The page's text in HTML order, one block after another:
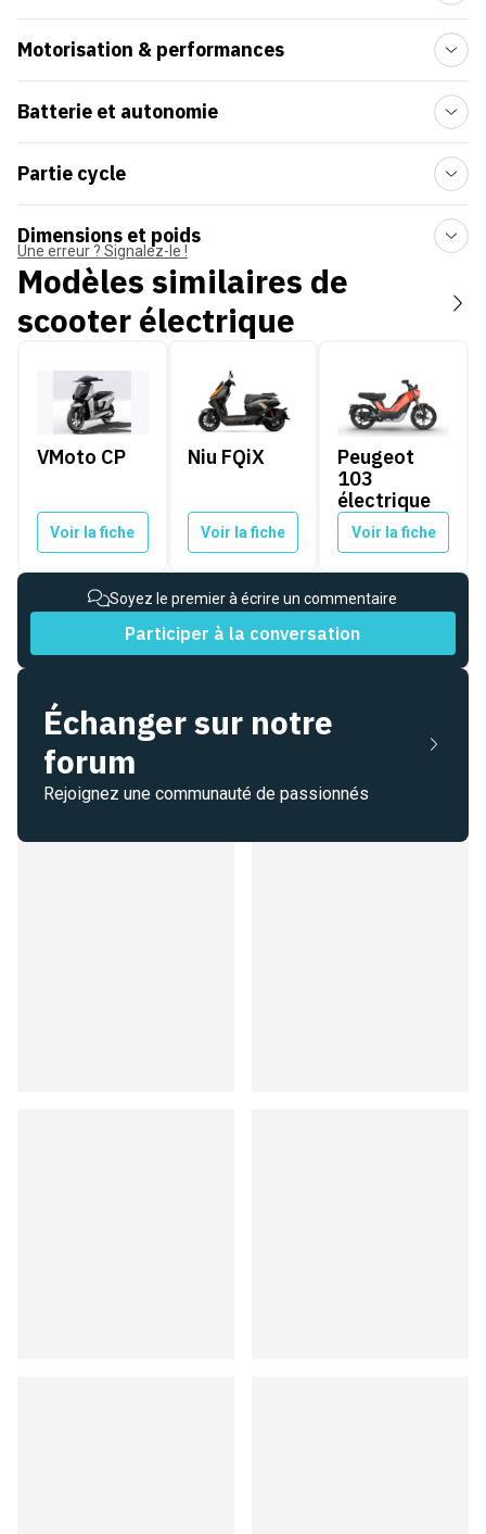
Motorisation & performances
Batterie et autonomie
Partie cycle
Dimensions et poids
Une erreur ? Signalez-le !
Modèles similaires de
scooter électrique
VMoto CP
VMoto CP
Voir la fiche
Niu FQiX
Niu FQiX
Voir la fiche
Peugeot
103
électrique
Voir la fiche
Soyez le premier à écrire un commentaire
Participer à la conversation
Échanger sur notre
forum
Rejoignez une communauté de passionnés